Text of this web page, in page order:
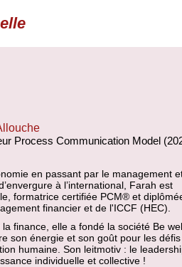
Process Communication Model
en passant par le management
à l’international, Farah est
formatrice certifiée PCM® et
financier et de l'ICCF (HEC).
finance, elle a fondé la société Be
son énergie et son goût pour les défis
humaine. Son leitmotiv : le
individuelle et collective !